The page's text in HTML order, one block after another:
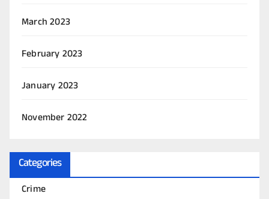
March 2023
February 2023
January 2023
November 2022
Categories
Crime